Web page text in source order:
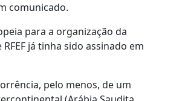
comunicado.
para a organização da
já tinha sido assinado em
pelo menos, de um